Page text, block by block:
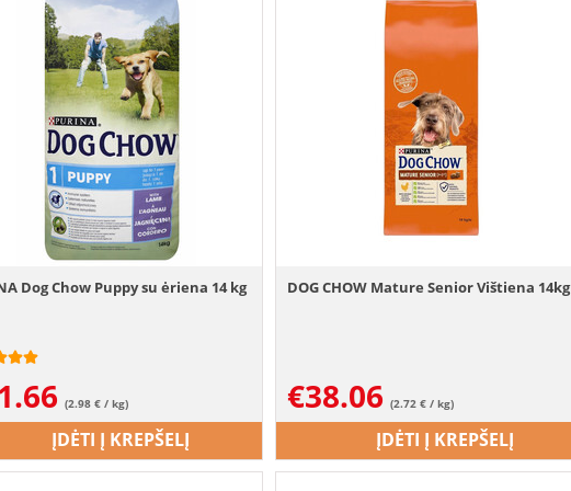
Dog Chow Puppy su ėriena 14 kg
(2.98 € / kg)
ĮDĖTI Į KREPŠELĮ
DOG CHOW Mature Senior Vištiena 14kg
€38.06 (2.72 € / kg)
ĮDĖTI Į KREPŠELĮ